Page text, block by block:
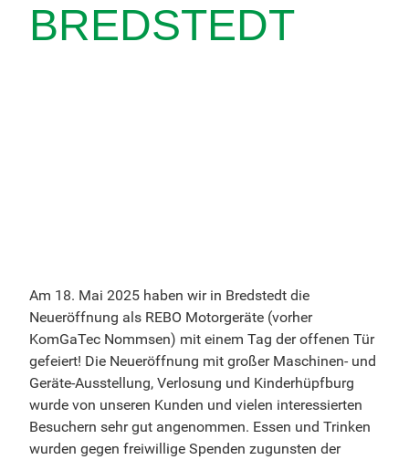
BREDSTEDT
Am 18. Mai 2025 haben wir in Bredstedt die
Neueröffnung als REBO Motorgeräte (vorher
KomGaTec Nommsen) mit einem Tag der offenen Tür
gefeiert! Die Neueröffnung mit großer Maschinen- und
Geräte-Ausstellung, Verlosung und Kinderhüpfburg
wurde von unseren Kunden und vielen interessierten
Besuchern sehr gut angenommen. Essen und Trinken
wurden gegen freiwillige Spenden zugunsten der